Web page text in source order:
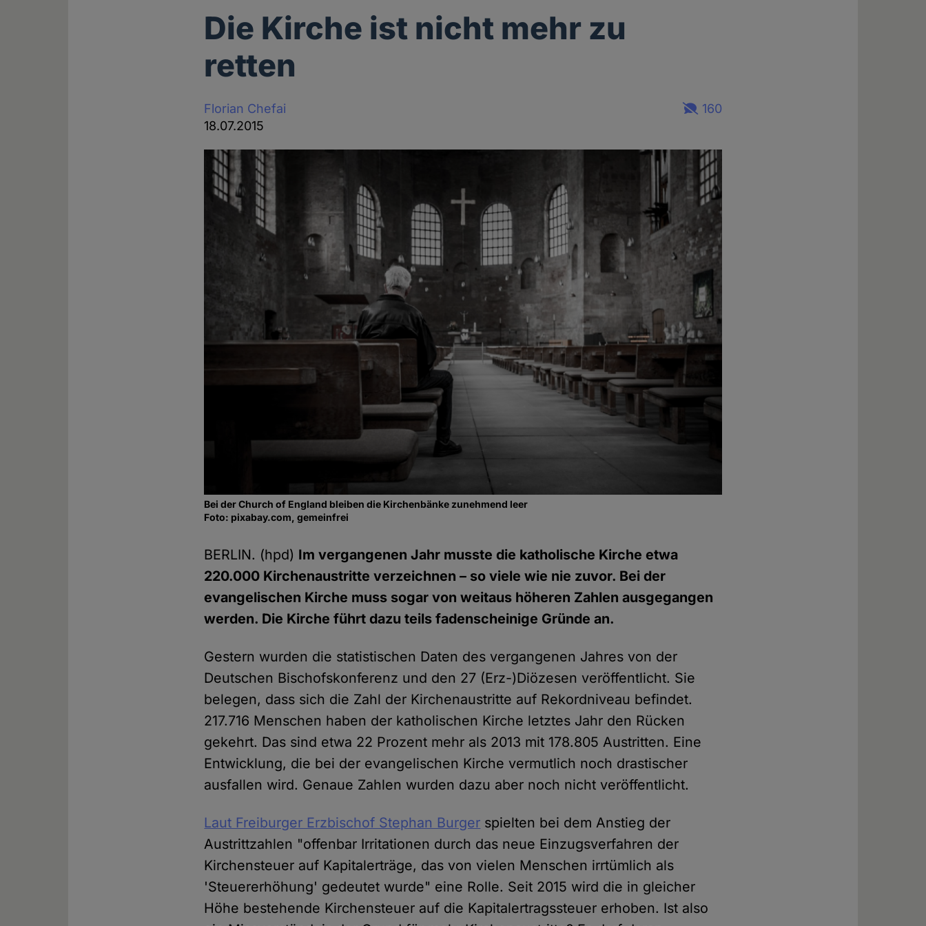
Die Kirche ist nicht mehr zu
retten
Florian Chefai
18.07.2015
160
Bei der Church of England bleiben die Kirchenbänke zunehmend leer
Foto: pixabay.com, gemeinfrei
BERLIN. (hpd) Im vergangenen Jahr musste die katholische Kirche etwa
220.000 Kirchenaustritte verzeichnen – so viele wie nie zuvor. Bei der
evangelischen Kirche muss sogar von weitaus höheren Zahlen ausgegangen
werden. Die Kirche führt dazu teils fadenscheinige Gründe an.
Gestern wurden die statistischen Daten des vergangenen Jahres von der
Deutschen Bischofskonferenz und den 27 (Erz-)Diözesen veröffentlicht. Sie
belegen, dass sich die Zahl der Kirchenaustritte auf Rekordniveau befindet.
217.716 Menschen haben der katholischen Kirche letztes Jahr den Rücken
gekehrt. Das sind etwa 22 Prozent mehr als 2013 mit 178.805 Austritten. Eine
Entwicklung, die bei der evangelischen Kirche vermutlich noch drastischer
ausfallen wird. Genaue Zahlen wurden dazu aber noch nicht veröffentlicht.
Laut Freiburger Erzbischof Stephan Burger spielten bei dem Anstieg der
Austrittzahlen "offenbar Irritationen durch das neue Einzugsverfahren der
Kirchensteuer auf Kapitalerträge, das von vielen Menschen irrtümlich als
'Steuererhöhung' gedeutet wurde" eine Rolle. Seit 2015 wird die in gleicher
Höhe bestehende Kirchensteuer auf die Kapitalertragssteuer erhoben. Ist also